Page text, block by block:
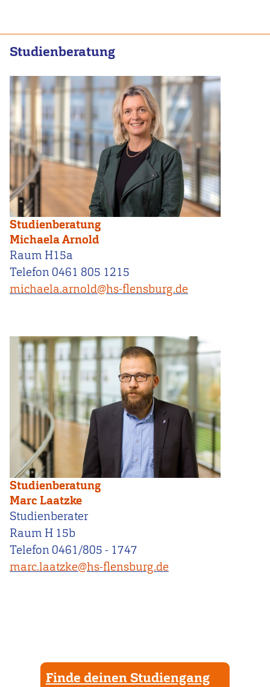
Studienberatung
Studienberatung
Michaela Arnold
Raum H15a
Telefon 0461 805 1215
michaela.arnold@hs-flensburg.de
Studienberatung
Marc Laatzke
Studienberater
Raum H 15b
Telefon 0461/805 - 1747
marc.laatzke@hs-flensburg.de
Finde deinen Studiengang